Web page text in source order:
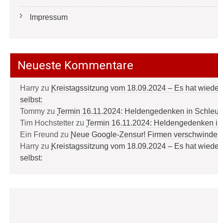
Impressum
Neueste Kommentare
Harry zu Kreistagssitzung vom 18.09.2024 – Es hat
selbst:
Tommy zu Termin 16.11.2024: Heldengedenken in
Tim Hochstetter zu Termin 16.11.2024: Heldengedenken
Ein Freund zu Neue Google-Zensur! Firmen
Harry zu Kreistagssitzung vom 18.09.2024 – Es hat
selbst: